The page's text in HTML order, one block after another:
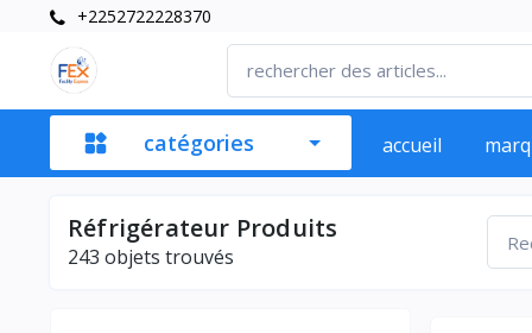
+2252722228370
catégories accueil
Réfrigérateur Produits
243 objets trouvés